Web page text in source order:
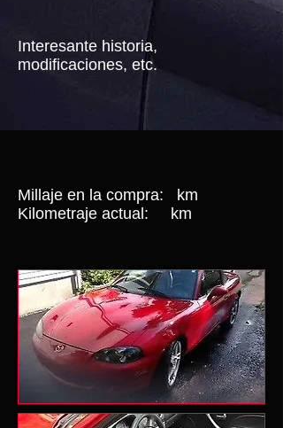
Interesante historia,
modificaciones, etc.
Millaje en la compra:
km
Kilometraje actual:
km